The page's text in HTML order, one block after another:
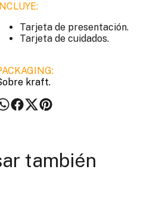
Tarjeta de presentación.
Tarjeta de cuidados.
kraft.
también